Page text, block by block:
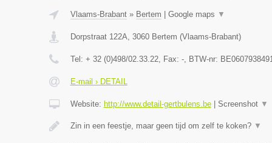
Vlaams-Brabant» Bertem Google maps ▼
Dorpstraat 122A, 3060 Bertem (Vlaams-Brabant)
Tel: + 32 (0)498/02.33.22, Fax: -, BTW-nr:
E-mail › DETAIL
Website: http://www.detail-gertbulens.be| Screenshot ▼
Zin in een feestje, maar geen tijd om zelf te koken? ▼